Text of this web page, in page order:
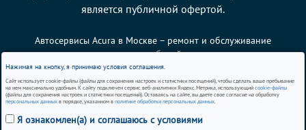
Нажимая на кнопку, я принимаю условия соглашения.
Сайт использует cookie-файлы (файлы для сохранения настроек и статистики посещений), чтобы сделать ваше пребывание
на нем максимально удобным. К сайту подключен сервис веб-аналитики Яндекс.Метрика, использующий cookie-файлы
(файлы для сохранения настроек и статистики посещений). Оставаясь на сайте, вы даете свое согласие на обработку
персональных данных в порядке, указанном в политике обработки персональных данных.
Я ознакомлен(а) и соглашаюсь с условиями
является публичной офертой.
Автосервисы Acura в Москве – ремонт и обслуживание
автомобилей
Политика использования cookies
Согласие на обработку персональных данных